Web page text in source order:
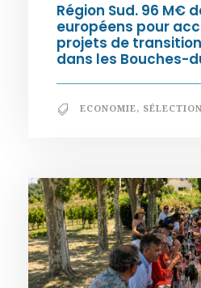
Région Sud. 96 M€
européens pour
projets de
dans les Bouches-
ECONOMIE, SÉLECTION